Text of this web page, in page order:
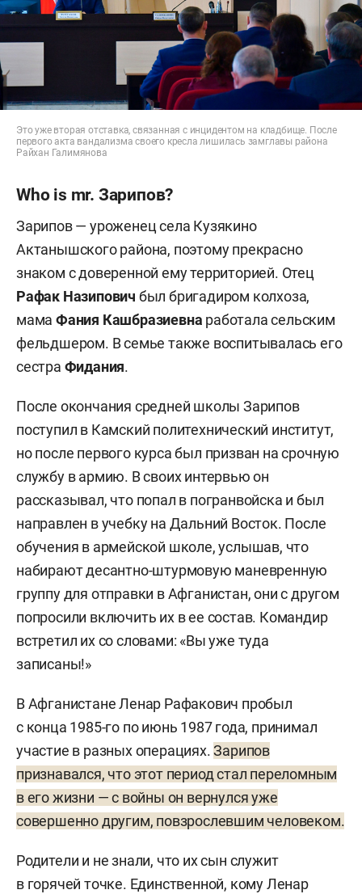
Это уже вторая отставка, связанная с инцидентом на кладбище. После
первого акта вандализма своего кресла лишилась замглавы района
Райхан Галимянова
Who is mr. Зарипов?
Зарипов — уроженец села Кузякино
Актанышского района, поэтому прекрасно
знаком с доверенной ему территорией. Отец
Рафак Назипович был бригадиром колхоза,
мама Фания Кашбразиевна работала сельским
фельдшером. В семье также воспитывалась его
сестра Фидания.
После окончания средней школы Зарипов
поступил в Камский политехнический институт,
но после первого курса был призван на срочную
службу в армию. В своих интервью он
рассказывал, что попал в погранвойска и был
направлен в учебку на Дальний Восток. После
обучения в армейской школе, услышав, что
набирают десантно-штурмовую маневренную
группу для отправки в Афганистан, они с другом
попросили включить их в ее состав. Командир
встретил их со словами: «Вы уже туда
записаны!»
В Афганистане Ленар Рафакович пробыл
с конца 1985-го по июнь 1987 года, принимал
участие в разных операциях.Зарипов
признавался, что этот период стал переломным
в его жизни — с войны он вернулся уже
совершенно другим, повзрослевшим человеком.
Родители и не знали, что их сын служит
в горячей точке. Единственной, кому Ленар